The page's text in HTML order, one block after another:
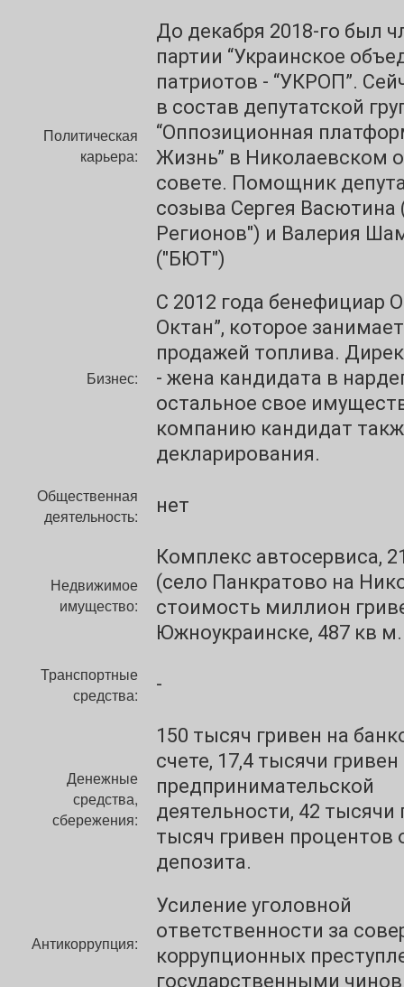
Политическая
карьера:
До декабря 2018-го был
партии “Украинское
патриотов - “УКРОП”.
в состав депутатской
“Оппозиционная
Жизнь” в Николаевском
совете. Помощник
созыва Сергея Васютина
Регионов") и Валерия
("БЮТ")
Бизнес:
С 2012 года бенефициар
Октан”, которое
продажей топлива.
- жена кандидата в
остальное свое
компанию кандидат
декларирования.
Общественная
деятельность:
нет
Недвижимое
имущество:
Комплекс автосервиса,
(село Панкратово на
стоимость миллион
Южноукраинске, 487 кв
Транспортные
средства:
-
Денежные
средства,
сбережения:
150 тысяч гривен на
счете, 17,4 тысячи
предпринимательской
деятельности, 42 тысячи
тысяч гривен процентов
депозита.
Антикоррупция:
Усиление уголовной
ответственности за
коррупционных
государственными